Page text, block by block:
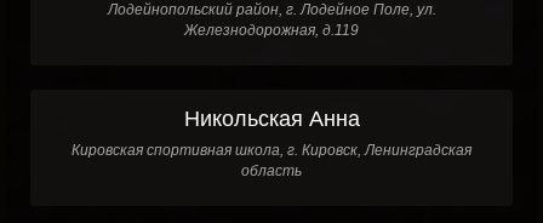
Лодейнопольский район, г. Лодейное Поле, ул.
Железнодорожная, д.119
Никольская Анна
Кировская спортивная школа, г. Кировск, Ленинградская
область